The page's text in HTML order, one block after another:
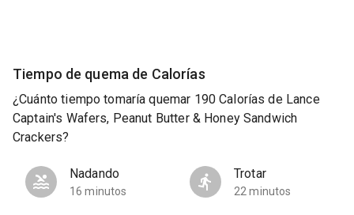
Tiempo de quema de Calorías
¿Cuánto tiempo tomaría quemar 190 Calorías de Lance
Captain's Wafers, Peanut Butter & Honey Sandwich
Crackers?
Nadando
16 minutos
Trotar
22 minutos